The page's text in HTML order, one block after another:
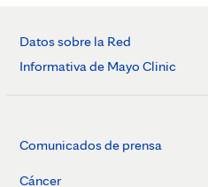
Datos sobre la Red
Informativa de Mayo Clinic
Comunicados de prensa
Cáncer